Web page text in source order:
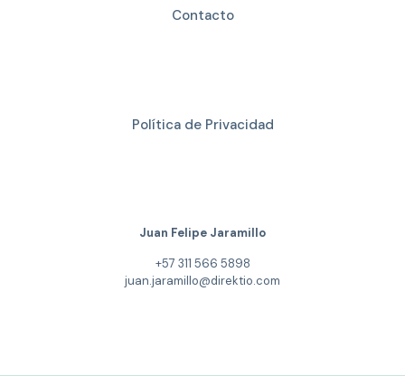
Contacto
Política de Privacidad
Juan Felipe Jaramillo
+57 311 566 5898
juan.jaramillo@direktio.com